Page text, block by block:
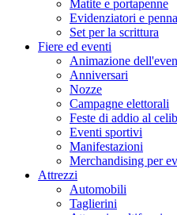
Matite e portapenne
Evidenziatori e
Set per la scrittura
Fiere ed eventi
Animazione
Anniversari
Nozze
Campagne elettorali
Feste di addio al
Eventi sportivi
Manifestazioni
Merchandising per
Attrezzi
Automobili
Taglierini